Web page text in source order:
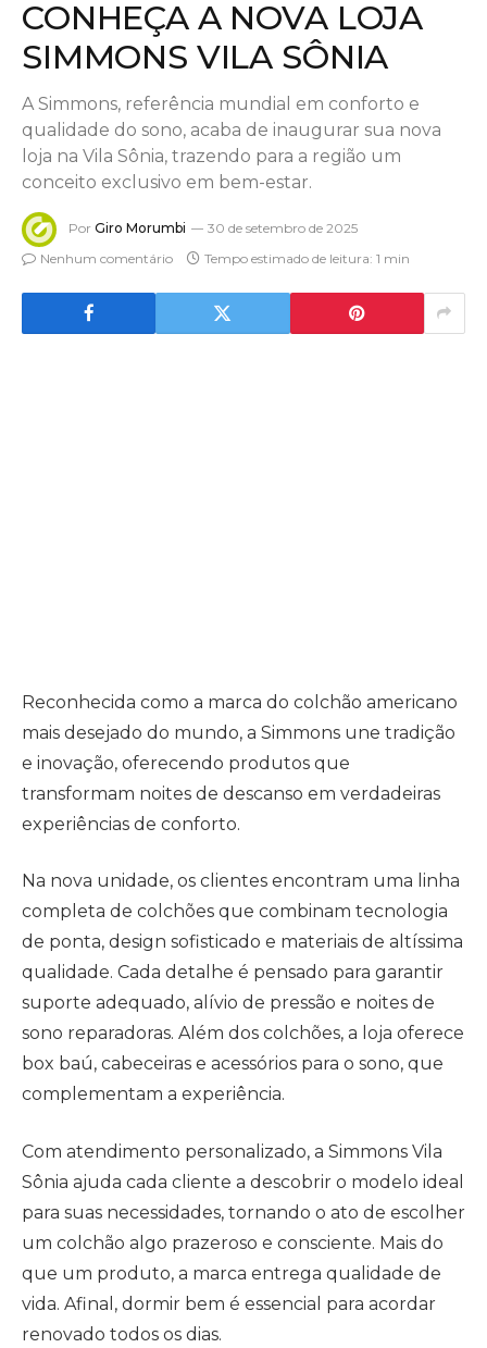
CONHEÇA A NOVA LOJA
SIMMONS VILA SÔNIA
A Simmons, referência mundial em conforto e
qualidade do sono, acaba de inaugurar sua nova
loja na Vila Sônia, trazendo para a região um
conceito exclusivo em bem-estar.
Por Giro Morumbi
30 de setembro de 2025
Nenhum comentário
Tempo estimado de leitura: 1 min
Reconhecida como a marca do colchão americano
mais desejado do mundo, a Simmons une tradição
e inovação, oferecendo produtos que
transformam noites de descanso em verdadeiras
experiências de conforto.
Na nova unidade, os clientes encontram uma linha
completa de colchões que combinam tecnologia
de ponta, design sofisticado e materiais de altíssima
qualidade. Cada detalhe é pensado para garantir
suporte adequado, alívio de pressão e noites de
sono reparadoras. Além dos colchões, a loja oferece
box baú, cabeceiras e acessórios para o sono, que
complementam a experiência.
Com atendimento personalizado, a Simmons Vila
Sônia ajuda cada cliente a descobrir o modelo ideal
para suas necessidades, tornando o ato de escolher
um colchão algo prazeroso e consciente. Mais do
que um produto, a marca entrega qualidade de
vida. Afinal, dormir bem é essencial para acordar
renovado todos os dias.